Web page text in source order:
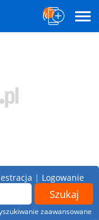
zaawansowane
| Logowanie